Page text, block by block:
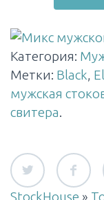
Категория:
Метки: Black,
мужская
свитера.
StockHouse »